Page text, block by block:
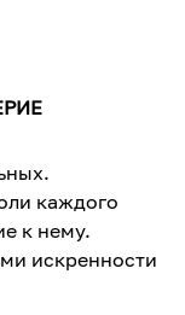
каждого
к нему.
искренности